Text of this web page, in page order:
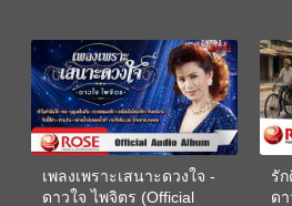
เพลงเพราะเสนาะดวงใจ -
ดาวใจ ไพจิตร (Official
รั
ด